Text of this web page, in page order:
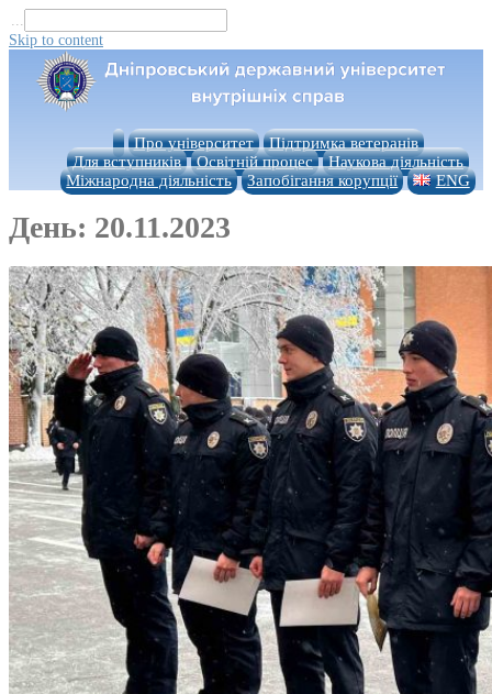
...
Skip to content
Про університет
Підтримка ветеранів
Для вступників
Освітній процес
Наукова діяльність
Міжнародна діяльність
Запобігання корупції ENG
День: 20.11.2023